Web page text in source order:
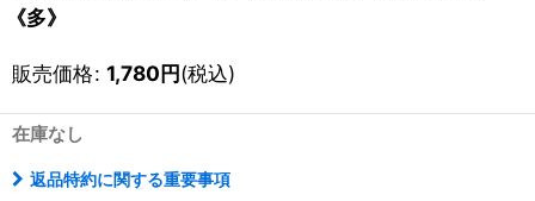
《多》
販売価格: 1,780円(税込)
在庫なし
返品特約に関する重要事項